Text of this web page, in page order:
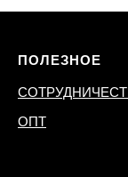
ПОЛЕЗНОЕ
ОПТ